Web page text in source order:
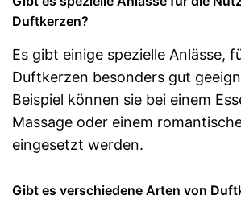
Duftkerzen?
Es gibt einige spezielle Anlässe,
Duftkerzen besonders gut
Beispiel können sie bei einem
Massage oder einem
eingesetzt werden.
Gibt es verschiedene Arten von